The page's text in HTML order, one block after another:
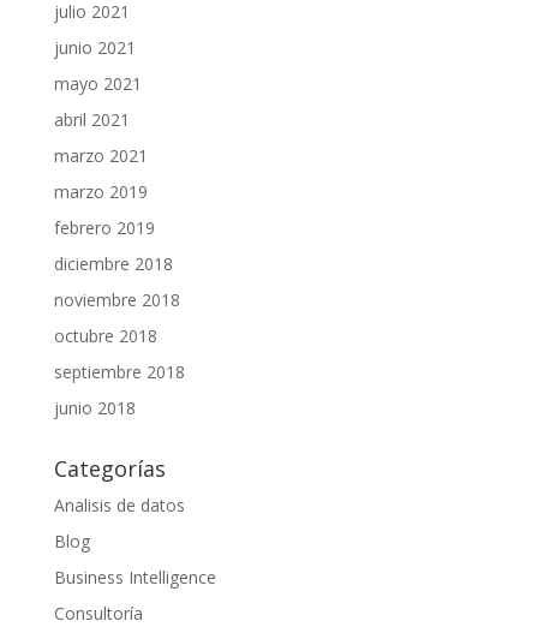
julio 2021
junio 2021
mayo 2021
abril 2021
marzo 2021
marzo 2019
febrero 2019
diciembre 2018
noviembre 2018
octubre 2018
septiembre 2018
junio 2018
Categorías
Analisis de datos
Blog
Business Intelligence
Consultoría